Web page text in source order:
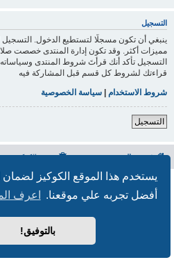
يستخدم هذا الموقع الكوكيز
أفضل تجربه علي موقعنا.
اعرف
بالتوفيق!
التسجيل
ينبغي أن تكون مسجلًا لتستطيع الدخول.
مميزات أكثر. وقد تكون إدارة المنتدى خصصت
التسجيل تأكد أنك قرأتَ شروط المنتدى وسياساته
قراءتك لشروط كل قسم قبل المشاركة فيه
شروط الاستخدام | سياسة الخصوصية
التسجيل
فهرس المنتدى حذف الكوكيز
بدعم من phpBB
® Forum Software © phpBB Limited
الترجمة برعاية